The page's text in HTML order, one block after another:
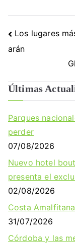
Navegación
de
Los lugares
arán
Últimas
Parques
perder
07/08/2026
Nuevo hotel
presenta el
02/08/2026
Costa
31/07/2026
Córdoba y las